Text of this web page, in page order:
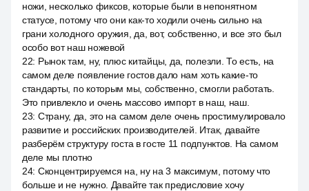
ножи, несколько фиксов, которые были в непонятном
статусе, потому что они как-то ходили очень сильно на
грани холодного оружия, да, вот, собственно, и все это был
особо вот наш ножевой
22: Рынок там, ну, плюс китайцы, да, полезли. То есть, на
самом деле появление гостов дало нам хоть какие-то
стандарты, по которым мы, собственно, смогли работать.
Это привлекло и очень массово импорт в наш, наш.
23: Страну, да, это на самом деле очень простимулировало
развитие и российских производителей. Итак, давайте
разберём структуру госта в госте 11 подпунктов. На самом
деле мы плотно
24: Сконцентрируемся на, ну на 3 максимум, потому что
больше и не нужно. Давайте так предисловие хочу